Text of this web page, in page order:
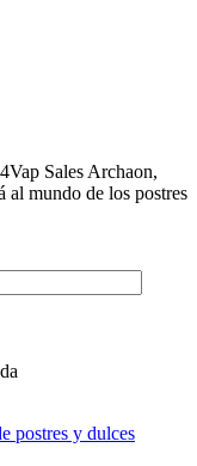
Sales Archaon,
al mundo de los postres
postres y dulces